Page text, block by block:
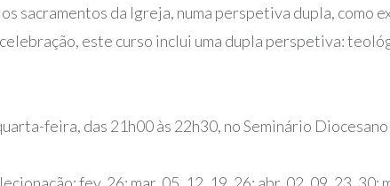
sacramentos da Igreja, numa perspetiva dupla, como
este curso inclui uma dupla perspetiva:
feira, das 21h00 às 22h30, no Seminário